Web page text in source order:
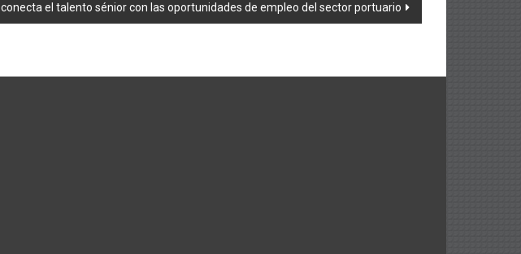
conecta el talento sénior con las oportunidades de empleo del sector portuario